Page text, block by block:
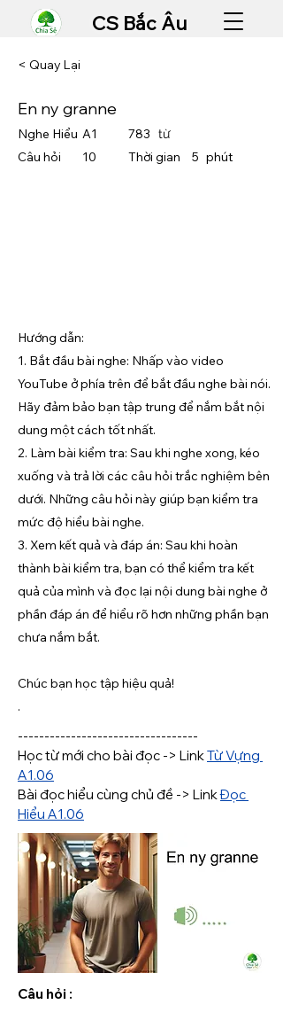
CS Bắc Âu
< Quay Lại
En ny granne
Nghe Hiểu A1
Câu hỏi
10
từ
783
Thời gian
5 ​phút
Hướng dẫn:
1. Bắt đầu bài nghe: Nhấp vào video
YouTube ở phía trên để bắt đầu nghe bài nói.
Hãy đảm bảo bạn tập trung để nắm bắt nội
dung một cách tốt nhất.
2. Làm bài kiểm tra: Sau khi nghe xong, kéo
xuống và trả lời các câu hỏi trắc nghiệm bên
dưới. Những câu hỏi này giúp bạn kiểm tra
mức độ hiểu bài nghe.
3. Xem kết quả và đáp án: Sau khi hoàn
thành bài kiểm tra, bạn có thể kiểm tra kết
quả của mình và đọc lại nội dung bài nghe ở
phần đáp án để hiểu rõ hơn những phần bạn
chưa nắm bắt.
Chúc bạn học tập hiệu quả!
.
----------------------------------
Học từ mới cho bài đọc -> Link Từ Vựng
A1.06
Bài đọc hiểu cùng chủ đề -> Link Đọc
Hiểu A1.06
Câu hỏi :